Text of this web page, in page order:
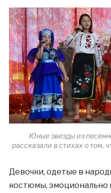
Юные звезды из
рассказали в стихах о том,
Девочки, одетые в
костюмы, эмоционально